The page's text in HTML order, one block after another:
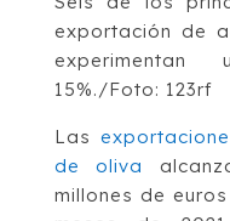
exportación de
15%./Foto: 123rf
Las
de oliva
millones de